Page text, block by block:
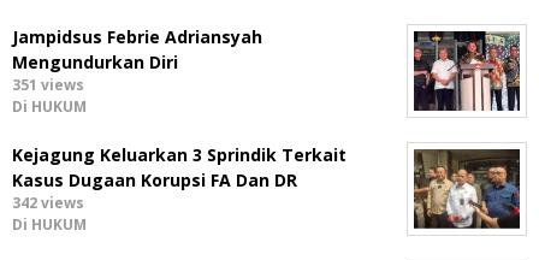
Jampidsus Febrie Adriansyah
Mengundurkan Diri
351 views
Di HUKUM
Kejagung Keluarkan 3 Sprindik Terkait
Kasus Dugaan Korupsi FA Dan DR
342 views
Di HUKUM